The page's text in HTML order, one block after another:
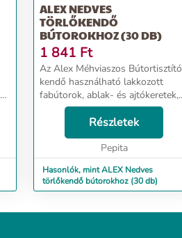
ALEX NEDVES
TÖRLŐKENDŐ
BÚTOROKHOZ (30 DB)
1 841 Ft
Az Alex Méhviaszos Bútortisztító
kendő használható lakkozott
fabútorok, ablak- és ajtókeretek,
fa képkeretek tisztítására. -nyom
nélkül szárad ...
Részletek
Pepita
Hasonlók, mint ALEX Nedves
törlőkendő bútorokhoz (30 db)